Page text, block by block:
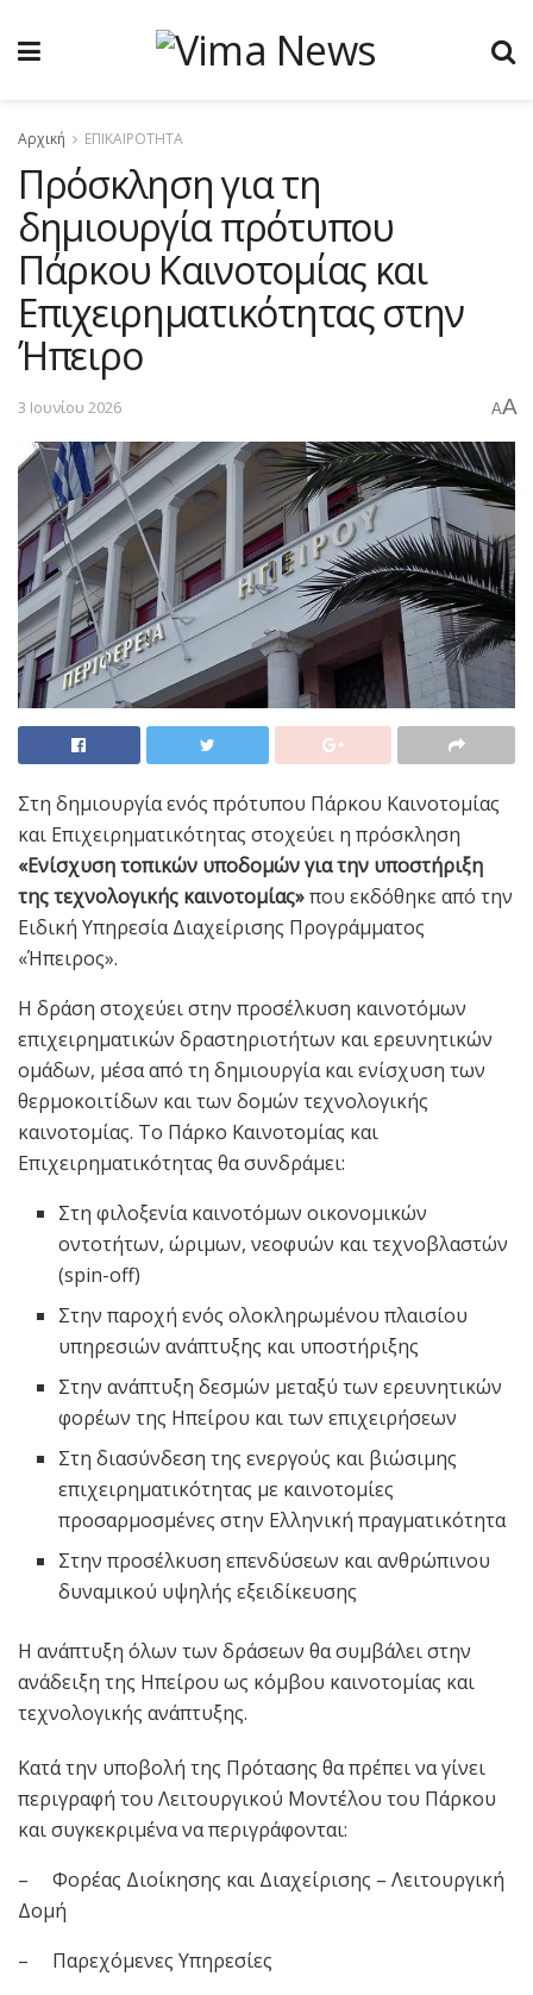
Αρχική ΕΠΙΚΑΙΡΟΤΗΤΑ
Πρόσκληση για τη
δημιουργία πρότυπου
Πάρκου Καινοτομίας και
Επιχειρηματικότητας στην
Ήπειρο
3 Ιουνίου 2026 AA
Στη δημιουργία ενός πρότυπου Πάρκου Καινοτομίας
και Επιχειρηματικότητας στοχεύει η πρόσκληση
«Ενίσχυση τοπικών υποδομών για την υποστήριξη
της τεχνολογικής καινοτομίας»που εκδόθηκε από την
Ειδική Υπηρεσία Διαχείρισης Προγράμματος
«Ήπειρος».
Η δράση στοχεύει στην προσέλκυση καινοτόμων
επιχειρηματικών δραστηριοτήτων και ερευνητικών
ομάδων, μέσα από τη δημιουργία και ενίσχυση των
θερμοκοιτίδων και των δομών τεχνολογικής
καινοτομίας. Το Πάρκο Καινοτομίας και
Επιχειρηματικότητας θα συνδράμει:
Στη φιλοξενία καινοτόμων οικονομικών
οντοτήτων, ώριμων, νεοφυών και τεχνοβλαστών
(spin-off)
Στην παροχή ενός ολοκληρωμένου πλαισίου
υπηρεσιών ανάπτυξης και υποστήριξης
Στην ανάπτυξη δεσμών μεταξύ των ερευνητικών
φορέων της Ηπείρου και των επιχειρήσεων
Στη διασύνδεση της ενεργούς και βιώσιμης
επιχειρηματικότητας με καινοτομίες
προσαρμοσμένες στην Ελληνική πραγματικότητα
Στην προσέλκυση επενδύσεων και ανθρώπινου
δυναμικού υψηλής εξειδίκευσης
Η ανάπτυξη όλων των δράσεων θα συμβάλει στην
ανάδειξη της Ηπείρου ως κόμβου καινοτομίας και
τεχνολογικής ανάπτυξης.
Κατά την υποβολή της Πρότασης θα πρέπει να γίνει
περιγραφή του Λειτουργικού Μοντέλου του Πάρκου
και συγκεκριμένα να περιγράφονται:
– Φορέας Διοίκησης και Διαχείρισης – Λειτουργική
Δομή
– Παρεχόμενες Υπηρεσίες